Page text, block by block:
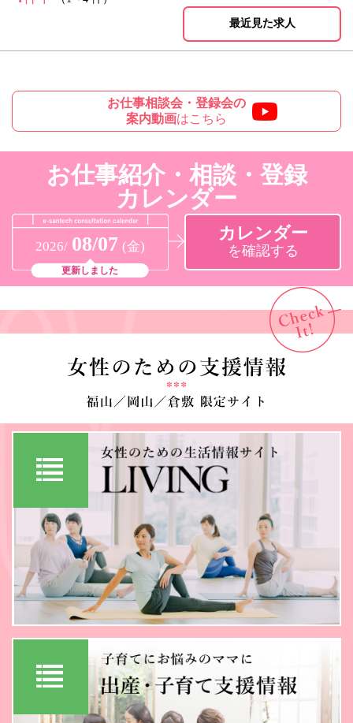
最近見た求人
お仕事相談会・登録会の
案内動画はこちら
お仕事紹介・相談・登録
カレンダー
2026/ 08/07 (金)
更新しました
カレンダー
を確認する